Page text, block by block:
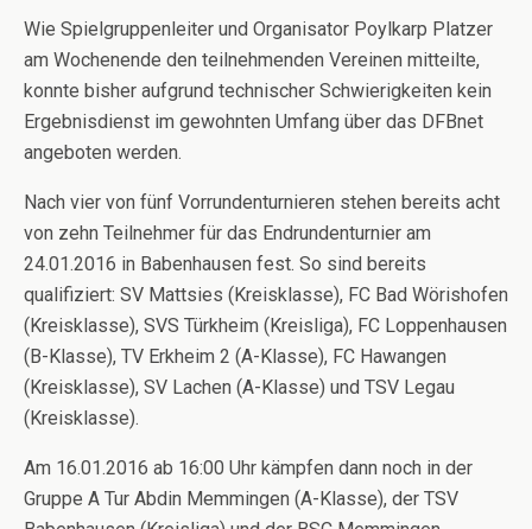
Wie Spielgruppenleiter und Organisator Poylkarp Platzer
am Wochenende den teilnehmenden Vereinen mitteilte,
konnte bisher aufgrund technischer Schwierigkeiten kein
Ergebnisdienst im gewohnten Umfang über das DFBnet
angeboten werden.
Nach vier von fünf Vorrundenturnieren stehen bereits acht
von zehn Teilnehmer für das Endrundenturnier am
24.01.2016 in Babenhausen fest. So sind bereits
qualifiziert: SV Mattsies (Kreisklasse), FC Bad Wörishofen
(Kreisklasse), SVS Türkheim (Kreisliga), FC Loppenhausen
(B-Klasse), TV Erkheim 2 (A-Klasse), FC Hawangen
(Kreisklasse), SV Lachen (A-Klasse) und TSV Legau
(Kreisklasse).
Am 16.01.2016 ab 16:00 Uhr kämpfen dann noch in der
Gruppe A Tur Abdin Memmingen (A-Klasse), der TSV